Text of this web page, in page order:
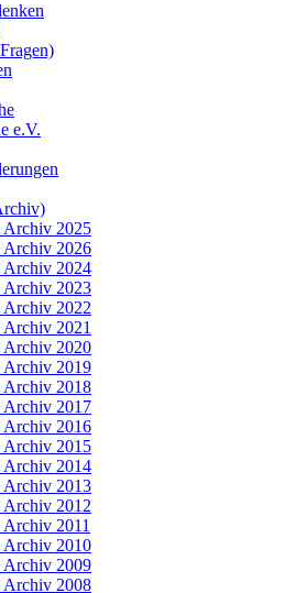
e.V.
Archiv 2025
Archiv 2026
Archiv 2024
Archiv 2023
Archiv 2022
Archiv 2021
Archiv 2020
Archiv 2019
Archiv 2018
Archiv 2017
Archiv 2016
Archiv 2015
Archiv 2014
Archiv 2013
Archiv 2012
Archiv 2011
Archiv 2010
Archiv 2009
Archiv 2008